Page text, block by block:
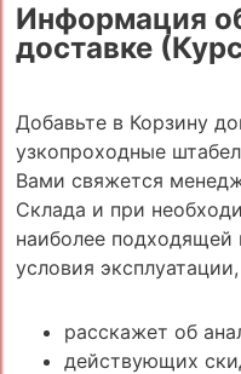
Информация
доставке
Добавьте в Корзину
узкопроходные
Вами свяжется
Склада и при
наиболее
условия
расскажет об
действующих